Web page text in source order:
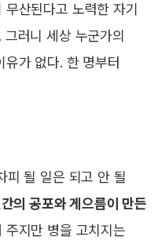
산된다고 노력한 자기
러니 세상 누군가의
가 없다. 한 명부터
피 될 일은 되고 안 될
의 공포와 게으름이 만든
주지만 병을 고치지는